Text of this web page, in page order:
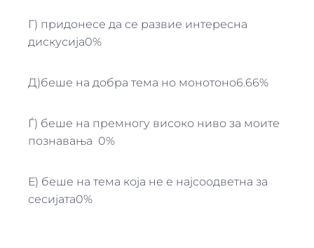
Г) придонесе да се развие интересна
дискусија0%
Д)беше на добра тема но монотоно6.66%
Ѓ) беше на премногу високо ниво за моите
познавања 0%
Е) беше на тема која не е најсоодветна за
сесијата0%